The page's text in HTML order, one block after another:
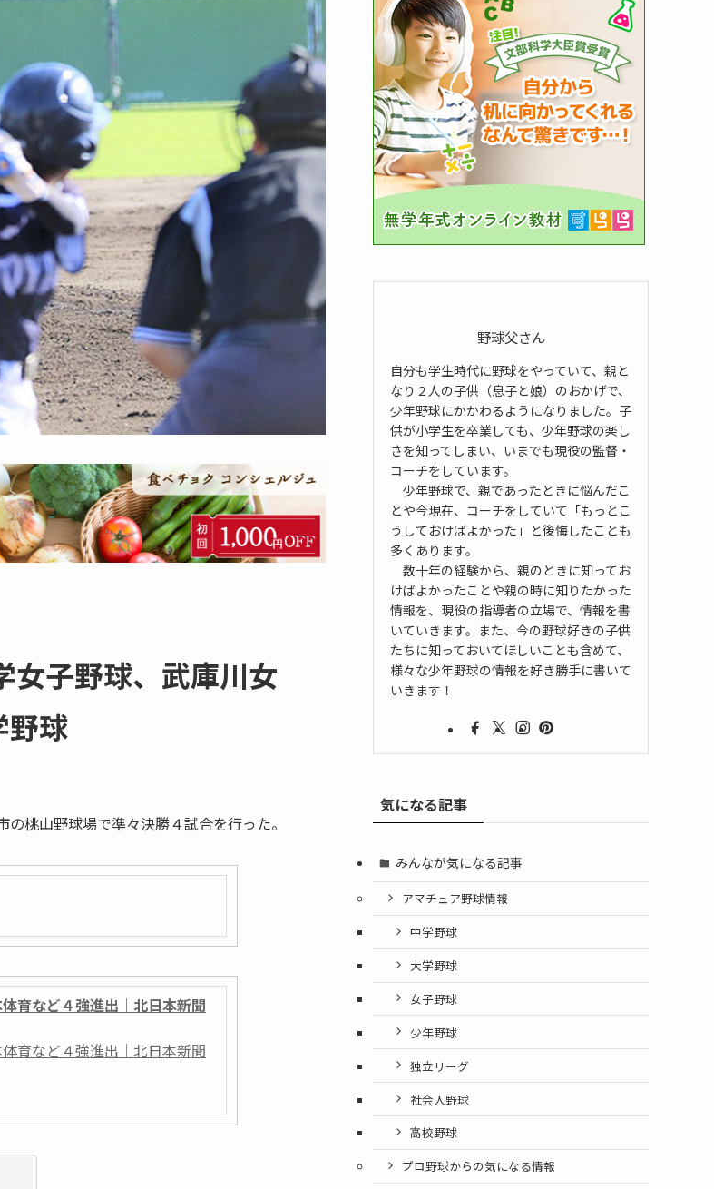
女子野球、武庫川女
野球
桃山野球場で準々決勝４試合を行った。
育など４強進出｜北日本新聞
育など４強進出｜北日本新聞
野球父さん
自分も学生時代に野球をやっていて、親と
なり２人の子供（息子と娘）のおかげで、
少年野球にかかわるようになりました。子
供が小学生を卒業しても、少年野球の楽し
さを知ってしまい、いまでも現役の監督・
コーチをしています。
少年野球で、親であったときに悩んだこ
とや今現在、コーチをしていて「もっとこ
うしておけばよかった」と後悔したことも
多くあります。
数十年の経験から、親のときに知ってお
けばよかったことや親の時に知りたかった
情報を、現役の指導者の立場で、情報を書
いていきます。また、今の野球好きの子供
たちに知っておいてほしいことも含めて、
様々な少年野球の情報を好き勝手に書いて
いきます！
気になる記事
みんなが気になる記事
アマチュア野球情報
中学野球
大学野球
女子野球
少年野球
独立リーグ
社会人野球
高校野球
プロ野球からの気になる情報